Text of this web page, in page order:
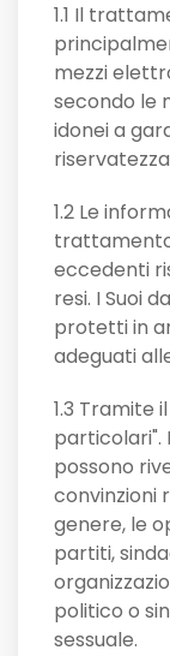
1.1 Il
mezzi
secondo le
idonei a
1.2 Le
eccedenti
resi. I Suoi
protetti in
adeguati
1.3 Tramite
particolari".
possono
convinzioni
genere, le
partiti,
politico o
sessuale.